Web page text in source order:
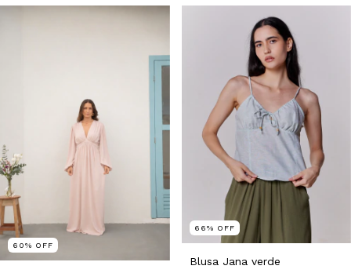
60% OFF
66% OFF
Blusa Jana verde